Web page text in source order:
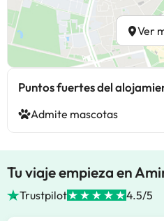
Ver
Puntos fuertes del
Admite mascotas
Tu viaje empieza en
Trustpilot 4.5/5